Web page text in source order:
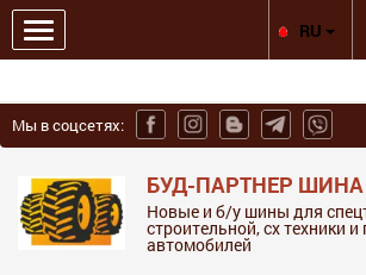
Мы в соцсетях:
БУД-ПАРТНЕР ШИНА
Новые и б/у шины для
строительной, сх техники и
автомобилей
RU